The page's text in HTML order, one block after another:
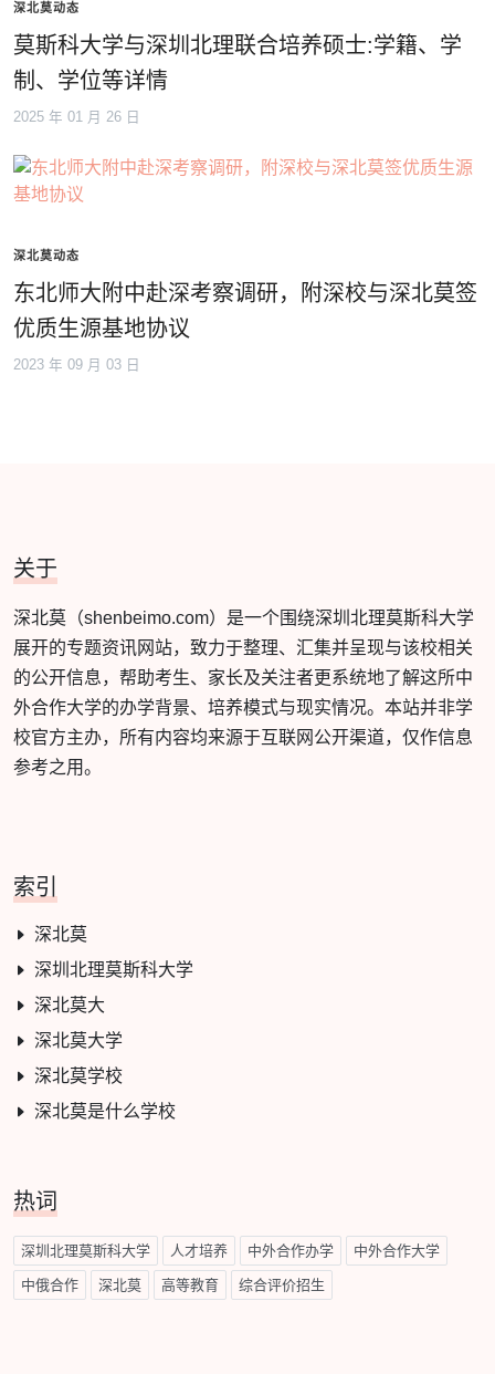
深北莫动态
莫斯科大学与深圳北理联合培养硕士:学籍、学
制、学位等详情
2025 年 01 月 26 日
深北莫动态
东北师大附中赴深考察调研，附深校与深北莫签
优质生源基地协议
2023 年 09 月 03 日
关于
深北莫（shenbeimo.com）是一个围绕深圳北理莫斯科大学
展开的专题资讯网站，致力于整理、汇集并呈现与该校相关
的公开信息，帮助考生、家长及关注者更系统地了解这所中
外合作大学的办学背景、培养模式与现实情况。本站并非学
校官方主办，所有内容均来源于互联网公开渠道，仅作信息
参考之用。
索引
深北莫
深圳北理莫斯科大学
深北莫大
深北莫大学
深北莫学校
深北莫是什么学校
热词
深圳北理莫斯科大学 人才培养 中外合作办学 中外合作大学
中俄合作 深北莫 高等教育 综合评价招生